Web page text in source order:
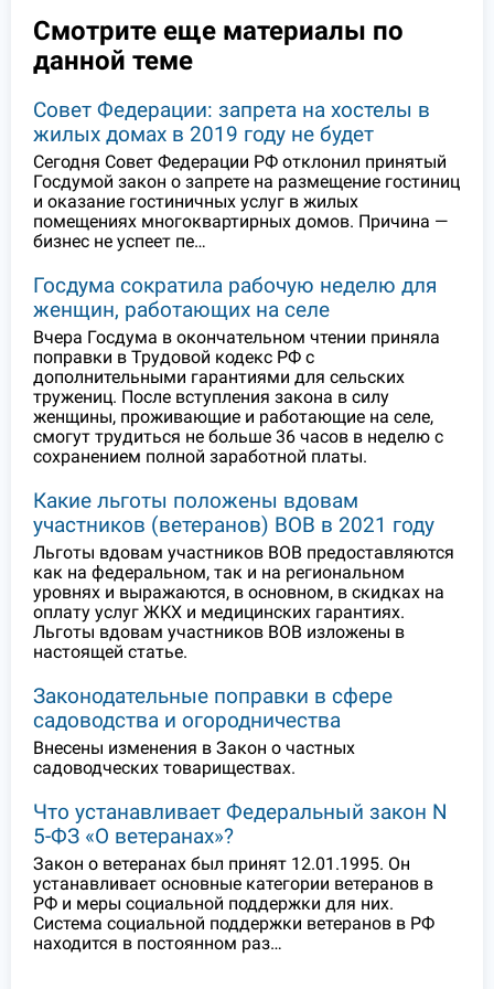
Смотрите еще материалы по
данной теме
Совет Федерации: запрета на хостелы в
жилых домах в 2019 году не будет
Сегодня Совет Федерации РФ отклонил принятый
Госдумой закон о запрете на размещение гостиниц
и оказание гостиничных услуг в жилых
помещениях многоквартирных домов. Причина —
бизнес не успеет пе…
Госдума сократила рабочую неделю для
женщин, работающих на селе
Вчера Госдума в окончательном чтении приняла
поправки в Трудовой кодекс РФ с
дополнительными гарантиями для сельских
тружениц. После вступления закона в силу
женщины, проживающие и работающие на селе,
смогут трудиться не больше 36 часов в неделю с
сохранением полной заработной платы.
Какие льготы положены вдовам
участников (ветеранов) ВОВ в 2021 году
Льготы вдовам участников ВОВ предоставляются
как на федеральном, так и на региональном
уровнях и выражаются, в основном, в скидках на
оплату услуг ЖКХ и медицинских гарантиях.
Льготы вдовам участников ВОВ изложены в
настоящей статье.
Законодательные поправки в сфере
садоводства и огородничества
Внесены изменения в Закон о частных
садоводческих товариществах.
Что устанавливает Федеральный закон N
5-ФЗ «О ветеранах»?
Закон о ветеранах был принят 12.01.1995. Он
устанавливает основные категории ветеранов в
РФ и меры социальной поддержки для них.
Система социальной поддержки ветеранов в РФ
находится в постоянном раз…